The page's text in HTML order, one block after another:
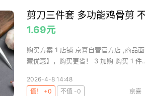
剪刀三件套 多功能鸡骨剪
1.69元
购买方案 1 店铺 京喜自营官方店 ,商品
藏优惠】，购买更省！ 3 加购 购买 1 件
2026-4-8 14:48
值！ +0
不值 -0 京喜